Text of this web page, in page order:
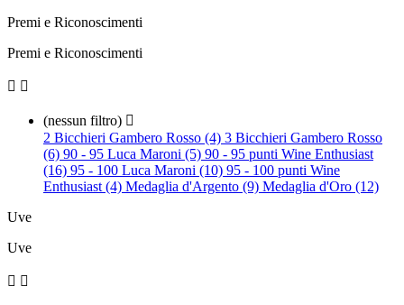
Premi e Riconoscimenti
Premi e Riconoscimenti
 
(nessun filtro) 
2 Bicchieri Gambero Rosso (4) 3 Bicchieri Gambero Rosso
(6) 90 - 95 Luca Maroni (5) 90 - 95 punti Wine Enthusiast
(16) 95 - 100 Luca Maroni (10) 95 - 100 punti Wine
Enthusiast (4) Medaglia d'Argento (9) Medaglia d'Oro (12)
Uve
Uve
 